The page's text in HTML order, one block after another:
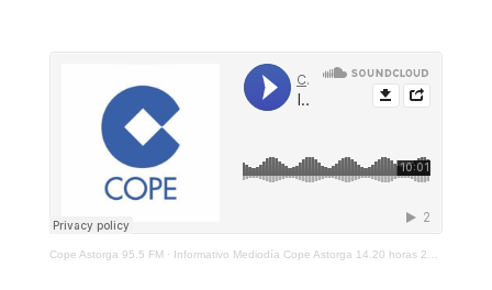
Cope Astorga 95.5 FM· Informativo Mediodía Cope Astorga 14.20 horas 20 de Mayo 2026